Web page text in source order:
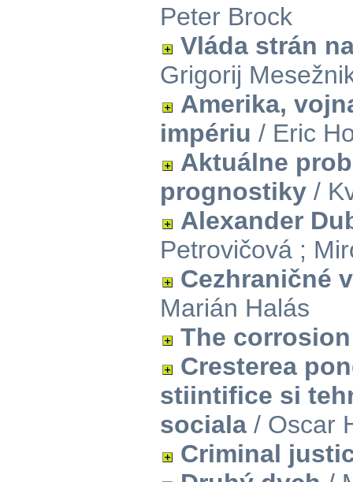
Peter Brock
Vláda strán
Grigorij
Amerika,
impériu / Eric
Aktuálne
prognostiky /
Alexander
Petrovičová ;
Cezhraničné
Marián Halás
The
Cresterea
stiintifice si
sociala / Oscar
Criminal